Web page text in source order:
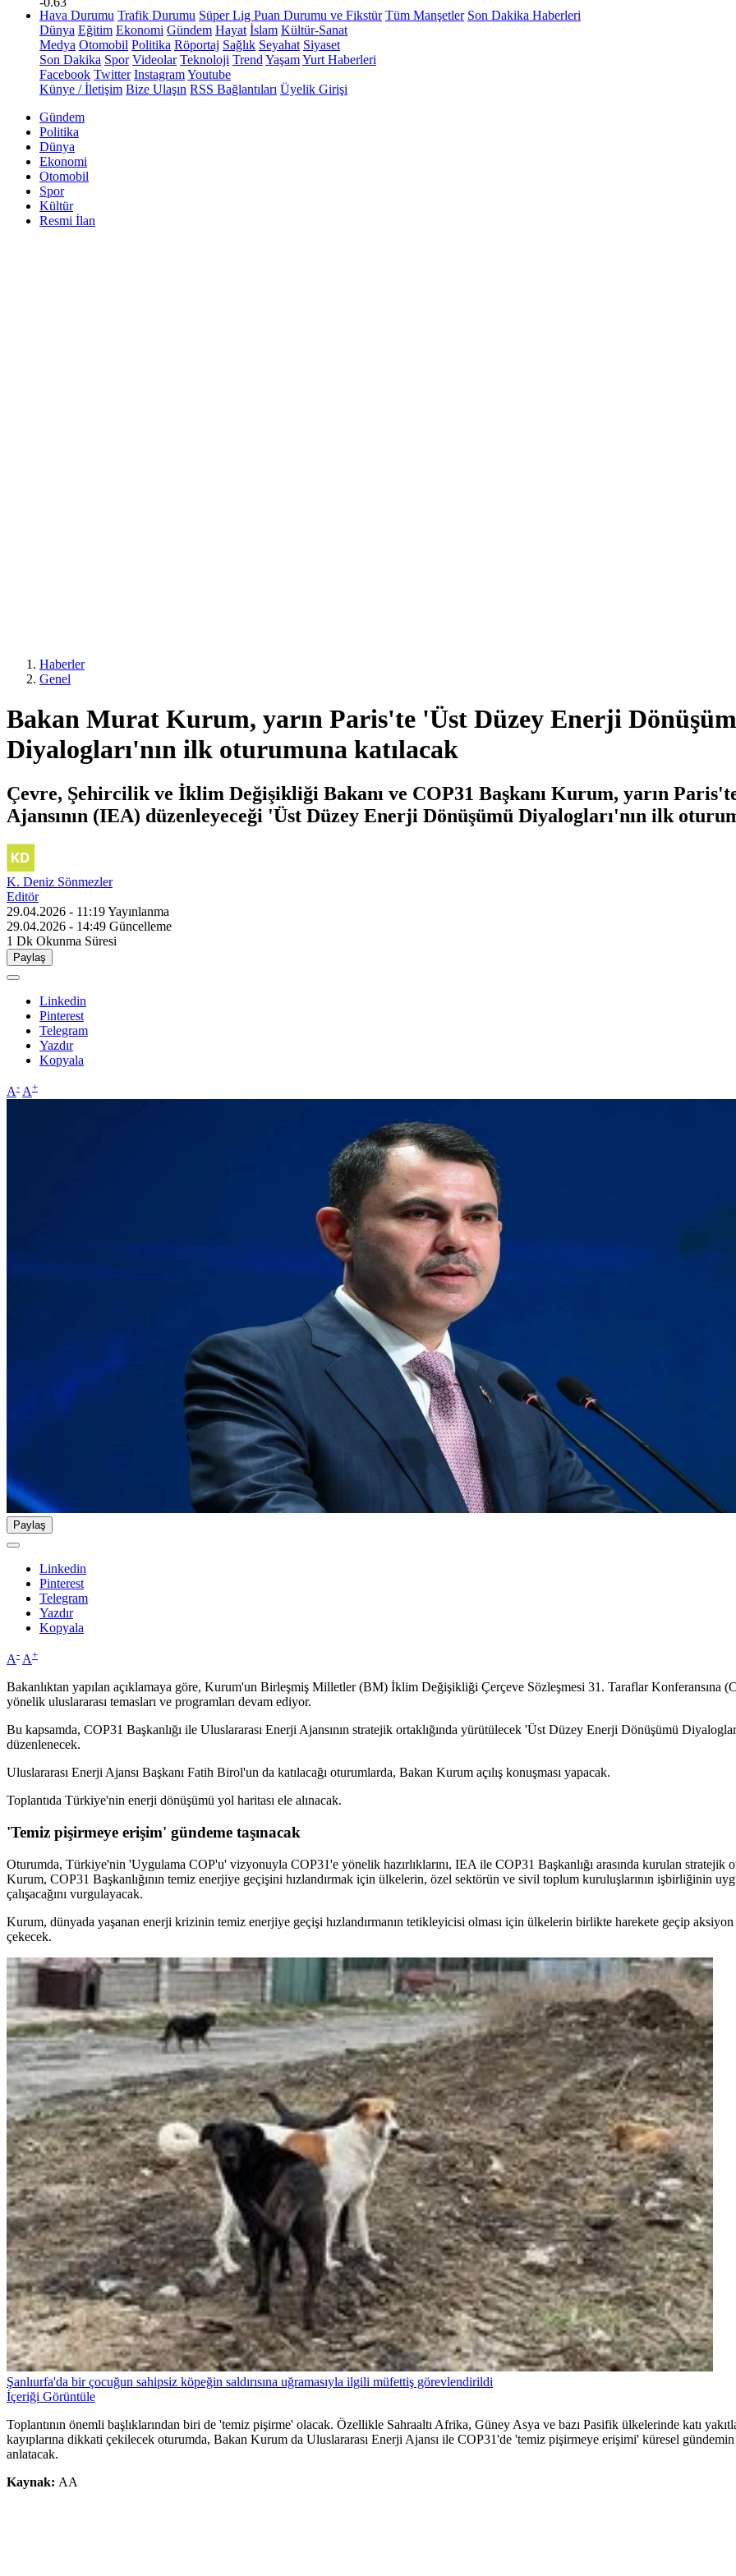
Hava Durumu Trafik Durumu Süper Lig Puan Durumu ve Fikstür Tüm Manşetler Son Dakika Haberleri
Dünya Eğitim Ekonomi Gündem Hayat İslam Kültür-Sanat
Medya Otomobil Politika Röportaj Sağlık Seyahat Siyaset
Son Dakika Spor Videolar Teknoloji Trend YaşamYurt Haberleri
Facebook Twitter InstagramYoutube
Künye / İletişim Bize Ulaşın RSS Bağlantıları Üyelik Girişi
Gündem
Politika
Dünya
Ekonomi
Otomobil
Spor
Kültür
Resmi İlan
Haberler
Genel
Bakan Murat Kurum, yarın Paris'te 'Üst Düzey Enerji
Diyalogları'nın ilk oturumuna katılacak
Çevre, Şehircilik ve İklim Değişikliği Bakanı ve COP31 Başkanı Kurum, yarın
Ajansının (IEA) düzenleyeceği 'Üst Düzey Enerji Dönüşümü Diyalogları'nın ilk
K. Deniz Sönmezler
Editör
29.04.2026 - 11:19Yayınlanma
29.04.2026 - 14:49 Güncelleme
1 Dk Okunma Süresi
Paylaş
Linkedin
Pinterest
Telegram
Yazdır
Kopyala
A- A+
Paylaş
Linkedin
Pinterest
Telegram
Yazdır
Kopyala
A- A+
Bakanlıktan yapılan açıklamaya göre, Kurum'un Birleşmiş Milletler (BM) İklim Değişikliği Çerçeve Sözleşmesi 31. Taraflar Konferansına
yönelik uluslararası temasları ve programları devam ediyor.
Bu kapsamda, COP31 Başkanlığı ile Uluslararası Enerji Ajansının stratejik ortaklığında yürütülecek 'Üst Düzey Enerji Dönüşümü
düzenlenecek.
Uluslararası Enerji Ajansı Başkanı Fatih Birol'un da katılacağı oturumlarda, Bakan Kurum açılış konuşması yapacak.
Toplantıda Türkiye'nin enerji dönüşümü yol haritası ele alınacak.
'Temiz pişirmeye erişim' gündeme taşınacak
Oturumda, Türkiye'nin 'Uygulama COP'u' vizyonuyla COP31'e yönelik hazırlıklarını, IEA ile COP31 Başkanlığı arasında kurulan stratejik
Kurum, COP31 Başkanlığının temiz enerjiye geçişini hızlandırmak için ülkelerin, özel sektörün ve sivil toplum kuruluşlarının işbirliğinin
çalışacağını vurgulayacak.
Kurum, dünyada yaşanan enerji krizinin temiz enerjiye geçişi hızlandırmanın tetikleyicisi olması için ülkelerin birlikte harekete geçip
çekecek.
Şanlıurfa'da bir çocuğun sahipsiz köpeğin saldırısına uğramasıyla ilgili müfettiş görevlendirildi
İçeriği Görüntüle
Toplantının önemli başlıklarından biri de 'temiz pişirme' olacak. Özellikle Sahraaltı Afrika, Güney Asya ve bazı Pasifik ülkelerinde katı
kayıplarına dikkati çekilecek oturumda, Bakan Kurum da Uluslararası Enerji Ajansı ile COP31'de 'temiz pişirmeye erişimi' küresel
anlatacak.
Kaynak: AA